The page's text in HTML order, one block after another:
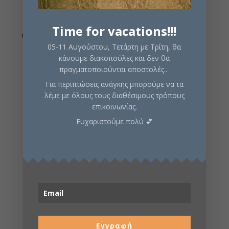
Σε απόθεμα
Προσθήκη στο καλάθι
Κωδικός προϊόντος:STM950
Κατηγορίες:
Time for vacations!!!
05-11 Αυγούστου, Τετάρτη με Τρίτη, θα
κάνουμε διακοπούλες και δεν θα
πραγματοποιούνται αποστολές..
Για περιπτώσεις ανάγκης μπορούμε να τα
λέμε με όλους τους διαθέσιμους τρόπους
επικοινωνίας.
Ευχαριστούμε πολύ 💕
Εγγραφή